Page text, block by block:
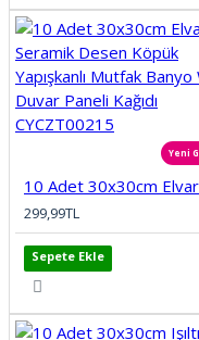
Yeni
299,99TL
Sepete Ekle